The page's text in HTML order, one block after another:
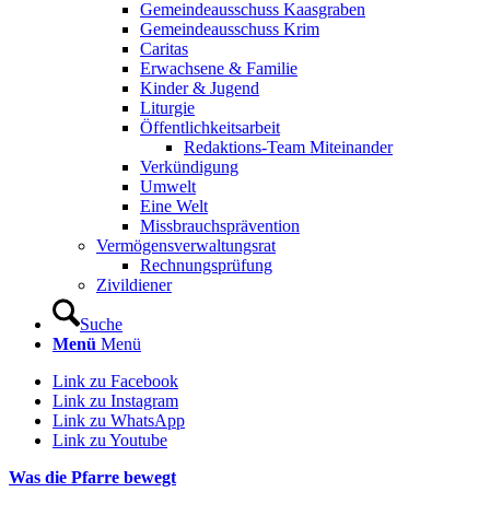
Gemeindeausschuss Kaasgraben
Gemeindeausschuss Krim
Caritas
Erwachsene & Familie
Kinder & Jugend
Liturgie
Öffentlichkeitsarbeit
Redaktions-Team Miteinander
Verkündigung
Umwelt
Eine Welt
Missbrauchsprävention
Vermögensverwaltungsrat
Rechnungsprüfung
Zivildiener
Suche
Menü Menü
Link zu Facebook
Link zu Instagram
Link zu WhatsApp
Link zu Youtube
Was die Pfarre bewegt